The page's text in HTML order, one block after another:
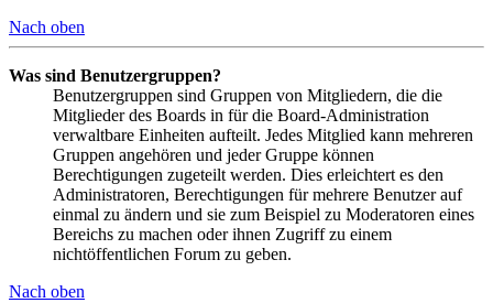
Nach oben
Was sind Benutzergruppen?
Benutzergruppen sind Gruppen von Mitgliedern, die die
Mitglieder des Boards in für die Board-Administration
verwaltbare Einheiten aufteilt. Jedes Mitglied kann mehreren
Gruppen angehören und jeder Gruppe können
Berechtigungen zugeteilt werden. Dies erleichtert es den
Administratoren, Berechtigungen für mehrere Benutzer auf
einmal zu ändern und sie zum Beispiel zu Moderatoren eines
Bereichs zu machen oder ihnen Zugriff zu einem
nichtöffentlichen Forum zu geben.
Nach oben